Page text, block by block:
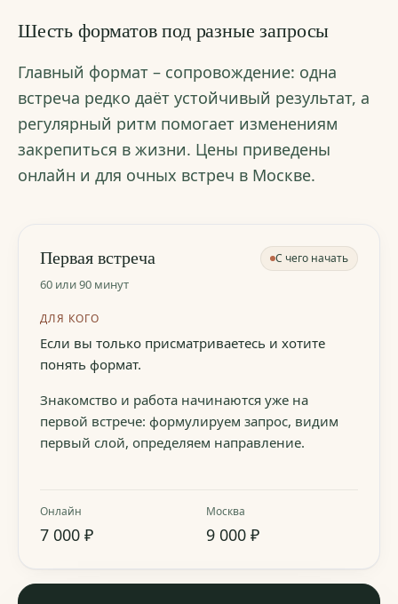
Шесть форматов под разные запросы
Главный формат – сопровождение: одна
встреча редко даёт устойчивый результат, а
регулярный ритм помогает изменениям
закрепиться в жизни. Цены приведены
онлайн и для очных встреч в Москве.
Первая встреча С чего начать
60 или 90 минут
ДЛЯ КОГО
Если вы только присматриваетесь и хотите
понять формат.
Знакомство и работа начинаются уже на
первой встрече: формулируем запрос, видим
первый слой, определяем направление.
Онлайн
7 000 ₽
Москва
9 000 ₽